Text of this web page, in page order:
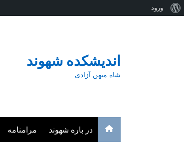
درباره
ورود
اندیشکده شهوند
شاه میهن آزادی
در باره شهوند مرامنامه